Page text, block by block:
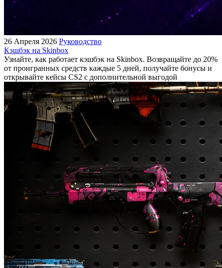
26 Апреля 2026 Руководство
Кэшбэк на Skinbox
Узнайте, как работает кэшбэк на Skinbox. Возвращайте до 20%
от проигранных средств каждые 5 дней, получайте бонусы и
открывайте кейсы CS2 с дополнительной выгодой